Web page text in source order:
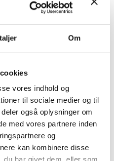
Om
vores indhold og
til sociale medier og til
også oplysninger om
med vores partnere inden
og
kan kombinere disse
og eventyr og passer
for et harmonisk sæt. Et oplagt
både sødme og fantasi ind i
cm, 50×70 cm